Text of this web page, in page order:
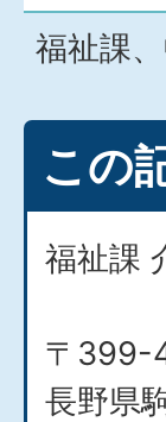
福祉課
この
福祉課
〒399-
長野県